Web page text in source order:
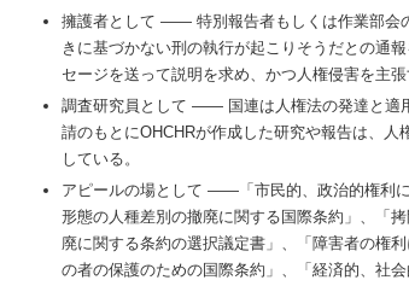
擁護者として ―― 特別報告者もしくは作業部会
きに基づかない刑の執行が起こりそうだとの通
セージを送って説明を求め、かつ人権侵害を主
調査研究員として ―― 国連は人権法の発達と適
請のもとにOHCHRが作成した研究や報告は、
している。
アピールの場として ――「市民的、政治的権利
形態の人種差別の撤廃に関する国際条約」、「
廃に関する条約の選択議定書」、「障害者の権
の者の保護のための国際条約」、「経済的、社